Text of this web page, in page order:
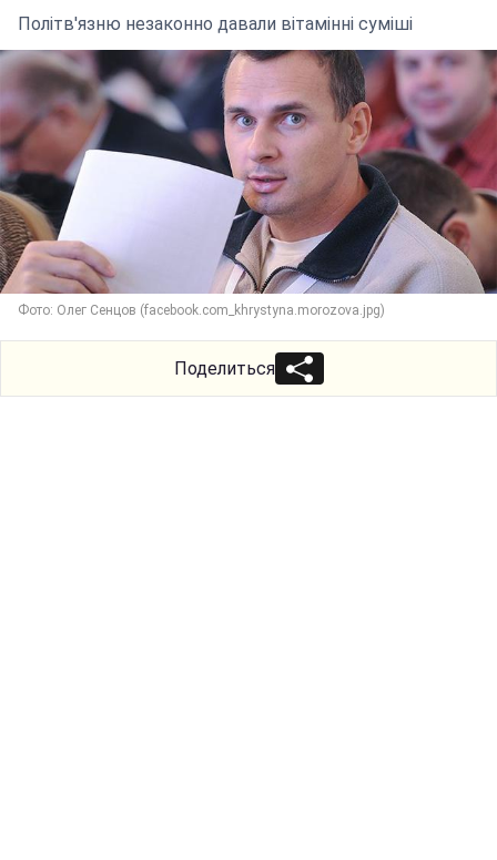
Політв'язню незаконно давали вітамінні суміші
Фото: Олег Сенцов (facebook.com_khrystyna.morozova.jpg)
Поделиться